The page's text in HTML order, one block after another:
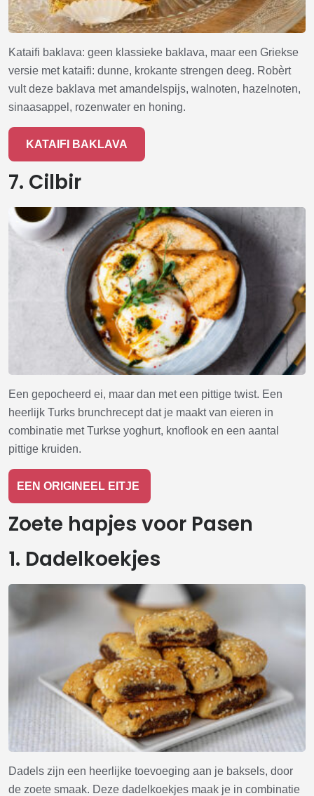
Kataifi baklava: geen klassieke baklava, maar een Griekse
versie met kataifi: dunne, krokante strengen deeg. Robèrt
vult deze baklava met amandelspijs, walnoten, hazelnoten,
sinaasappel, rozenwater en honing.
KATAIFI BAKLAVA
7. Cilbir
Een gepocheerd ei, maar dan met een pittige twist. Een
heerlijk Turks brunchrecept dat je maakt van eieren in
combinatie met Turkse yoghurt, knoflook en een aantal
pittige kruiden.
EEN ORIGINEEL EITJE
Zoete hapjes voor Pasen
1. Dadelkoekjes
Dadels zijn een heerlijke toevoeging aan je baksels, door
de zoete smaak. Deze dadelkoekjes maak je in combinatie